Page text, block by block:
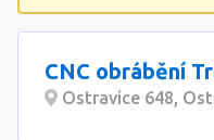
svařování, ostatní
firma zabývá
CNC obrábění
Ostravice 648,